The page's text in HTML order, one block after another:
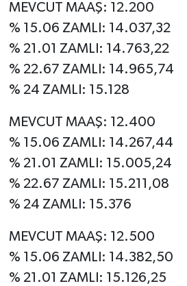
MEVCUT MAAŞ: 12.200
% 15.06 ZAMLI: 14.037,32
% 21.01 ZAMLI: 14.763,22
% 22.67 ZAMLI: 14.965,74
% 24 ZAMLI: 15.128
MEVCUT MAAŞ: 12.400
% 15.06 ZAMLI: 14.267,44
% 21.01 ZAMLI: 15.005,24
% 22.67 ZAMLI: 15.211,08
% 24 ZAMLI: 15.376
MEVCUT MAAŞ: 12.500
% 15.06 ZAMLI: 14.382,50
% 21.01 ZAMLI: 15.126,25